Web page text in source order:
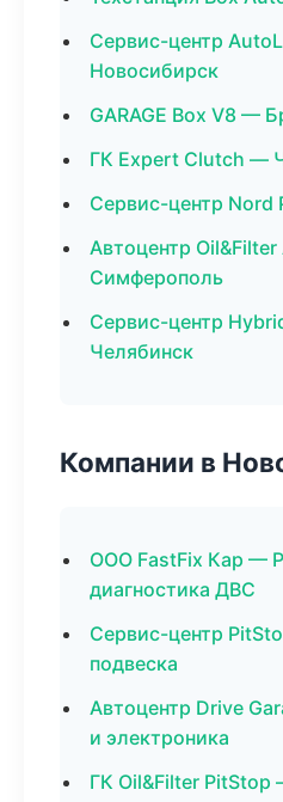
Сервис-центр
Новосибирск
GARAGE Box V8 —
ГК Expert Clutch —
Сервис-центр
Автоцентр
Симферополь
Сервис-центр
Челябинск
Компании в
ООО FastFix Кар —
диагностика ДВС
Сервис-центр
подвеска
Автоцентр Drive
и электроника
ГК Oil&Filter PitStop